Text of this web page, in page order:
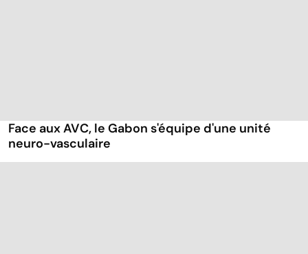
Face aux AVC, le Gabon s'équipe d'une unité
neuro-vasculaire